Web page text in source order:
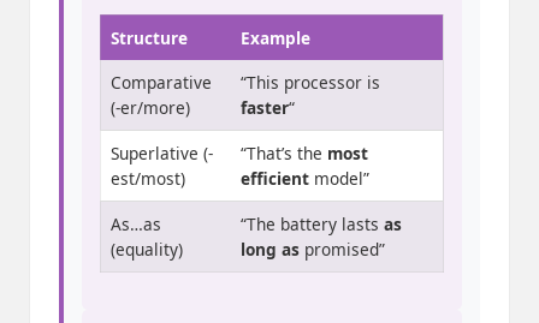
Structure
Example
Comparative
(-er/more)
“This processor is
faster“
Superlative (-
est/most)
“That’s the most
efficient model”
As…as
(equality)
“The battery lasts as
long as promised”